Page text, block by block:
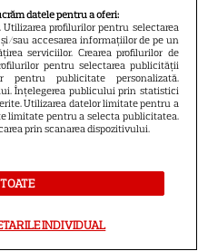
Prime Video din
datele pentru a oferi:
profilurilor pentru selectarea
sau accesarea informațiilor de pe un
serviciilor. Crearea profilurilor de
pentru selectarea publicității
pentru publicitate personalizată.
Înțelegerea publicului prin statistici
Utilizarea datelor limitate pentru a
limitate pentru a selecta publicitatea.
prin scanarea dispozitivului.
INDIVIDUAL